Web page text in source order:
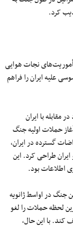
کرد.
نجات هوایی
علیه ایران را فراهم
مقابله با ایران
حملات اولیه جنگ
گسترده در ایران،
ایران طراحی کرد. این
اطلاعات بود.
جنگ در اواسط ژانویه
لحظه حملات را لغو
کند. با این حال،